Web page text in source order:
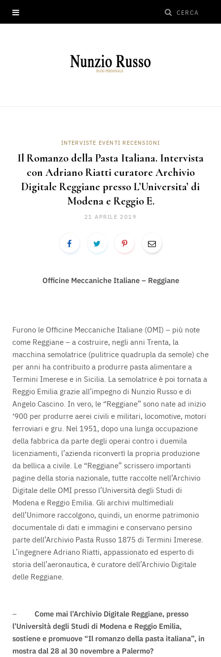
INTERVISTE EVENTI RECENSIONI
Il Romanzo della Pasta Italiana. Intervista
con Adriano Riatti curatore Archivio
Digitale Reggiane presso L’Universita’ di
Modena e Reggio E.
21 APRILE 2019
Officine Meccaniche Italiane – Reggiane
Furono le Officine Meccaniche Italiane (OMI) – più note
come Reggiane – a costruire, negli anni Trenta, la
macchina semolatrice (pulitrice quadrupla da semole) che
per anni ha contribuito a produrre pasta alimentare a
Termini Imerese e in Sicilia. La semolatrice è poi tornata a
Reggio Emilia grazie all’impegno di Nunzio Russo e di
Angelo Cascino. In vero, le “Reggiane” sono nate ad inizio
‘900 per produrre aerei civili e militari, locomotive, motori
ferroviari e gru. Nel 1951, dopo una lunga occupazione
della fabbrica da parte degli operai contro i duemila
licenziamenti, l’azienda riconvertì la propria produzione
da bellica a civile. Le “Reggiane” scrissero importanti
pagine della storia nazionale, tutte raccolte nell’Archivio
Digitale delle OMI presso l’Università degli Studi di
Modena e Reggio Emilia. Gli archivi multimediali
dell’Unimore raccolgono, quindi, un enorme patrimonio
documentale di dati e immagini e conservano persino
parte dell’Archivio Pasta Russo 1875 di Termini Imerese.
L’ingegnere Adriano Riatti, appassionato ed esperto di
storia dell’aeronautica, è curatore dell’Archivio Digitale
delle Reggiane.
– Come mai l’Archivio Digitale Reggiane, presso
l’Università degli Studi di Modena e Reggio Emilia,
sostiene e promuove “Il romanzo della pasta italiana”, in
mostra dal 28 al 30 novembre a Palermo?